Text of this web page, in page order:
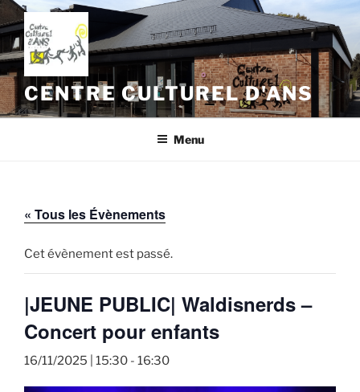
Aller
au
contenu
principal
CENTRE CULTUREL D'ANS
Menu
« Tous les Évènements
Cet évènement est passé.
|JEUNE PUBLIC| Waldisnerds –
Concert pour enfants
16/11/2025 | 15:30 - 16:30